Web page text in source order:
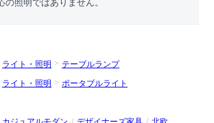
の照明ではありません。
ライト・照明
テーブルランプ
ライト・照明
ポータブルライト